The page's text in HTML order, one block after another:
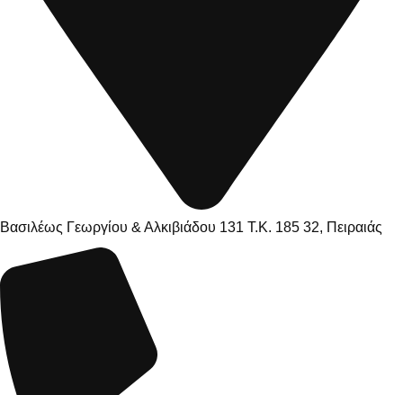
Βασιλέως Γεωργίου & Αλκιβιάδου 131 Τ.Κ. 185 32, Πειραιάς